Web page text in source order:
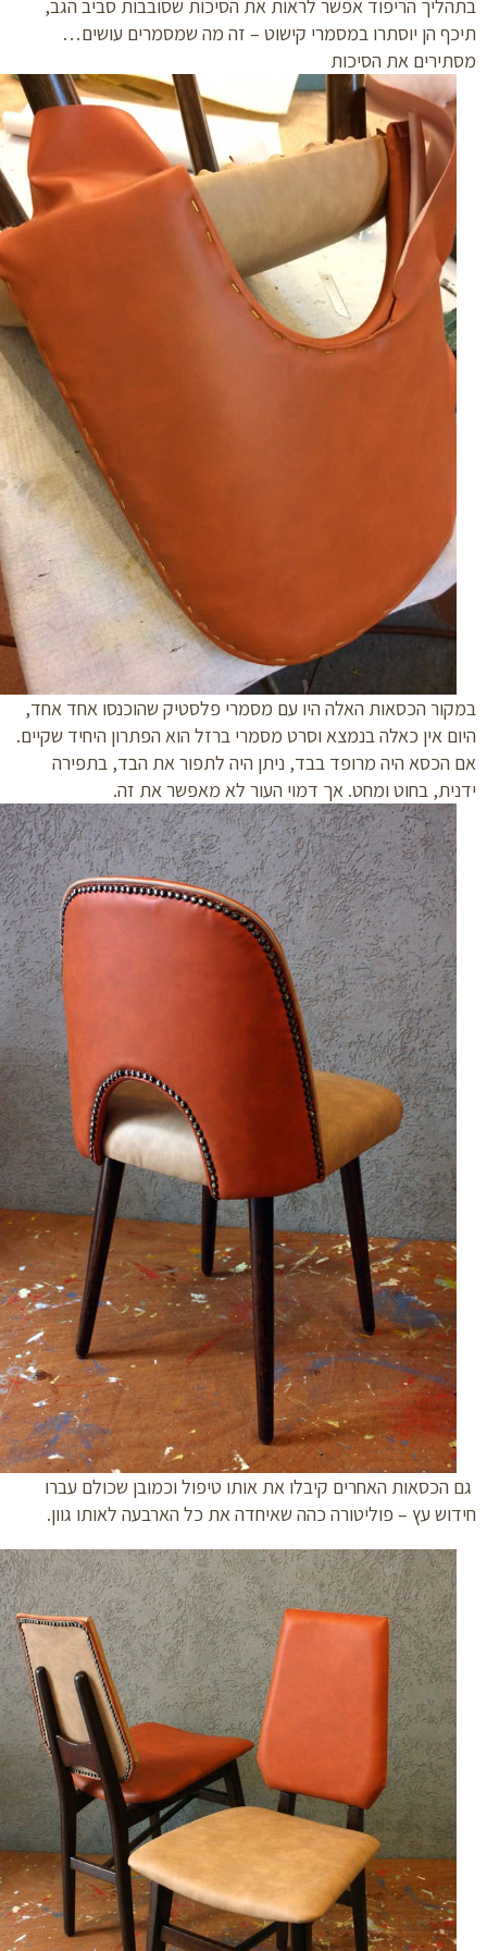
הריפוד אפשר לראות את הסיכות שסובבות סביב הגב,
הן יוסתרו במסמרי קישוט – זה מה שמסמרים עושים…
את הסיכות
הכסאות האלה היו עם מסמרי פלסטיק שהוכנסו אחד אחד,
אין כאלה בנמצא וסרט מסמרי ברזל הוא הפתרון היחיד שקיים.
הכסא היה מרופד בבד, ניתן היה לתפור את הבד, בתפירה
בחוט ומחט. אך דמוי העור לא מאפשר את זה.
האחרים קיבלו את אותו טיפול וכמובן שכולם עברו
עץ – פוליטורה כהה שאיחדה את כל הארבעה לאותו גוון.